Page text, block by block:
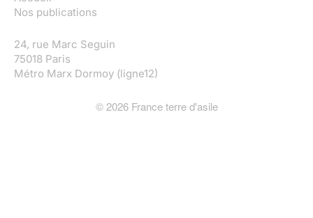
Nos publications
24, rue Marc Seguin
75018 Paris
Métro Marx Dormoy (ligne12)
©2026France terre d'asile